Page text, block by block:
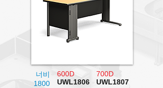
너비
1800
600D
UWL1806
700D
UWL1807